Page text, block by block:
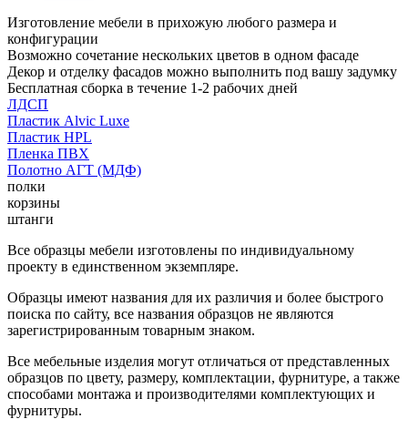
Изготовление мебели в прихожую любого размера и
конфигурации
Возможно сочетание нескольких цветов в одном фасаде
Декор и отделку фасадов можно выполнить под вашу задумку
Бесплатная сборка в течение 1-2 рабочих дней
ЛДСП
Пластик Alvic Luxe
Пластик HPL
Пленка ПВХ
Полотно АГТ (МДФ)
полки
корзины
штанги
Все образцы мебели изготовлены по индивидуальному
проекту в единственном экземпляре.
Образцы имеют названия для их различия и более быстрого
поиска по сайту, все названия образцов не являются
зарегистрированным товарным знаком.
Все мебельные изделия могут отличаться от представленных
образцов по цвету, размеру, комплектации, фурнитуре, а также
способами монтажа и производителями комплектующих и
фурнитуры.